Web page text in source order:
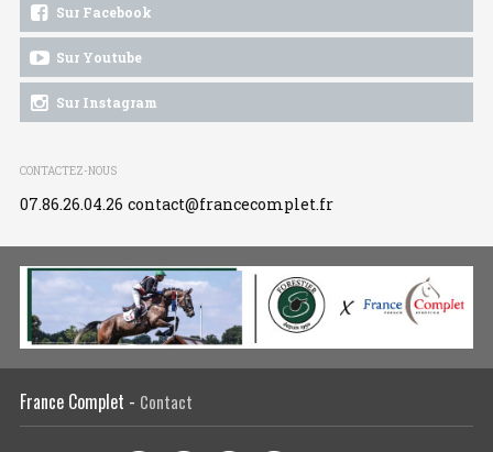
Sur Facebook
Sur Youtube
Sur Instagram
CONTACTEZ-NOUS
07.86.26.04.26 contact@francecomplet.fr
France Complet - Contact